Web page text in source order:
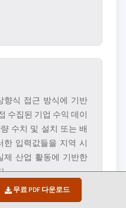
무료 PDF 다운로드
향식 접근 방식에 기반
수집된 기업 수익 데이
수치 및 설치 또는 배
한 입력값들을 지역 시
제 산업 활동에 기반한
.